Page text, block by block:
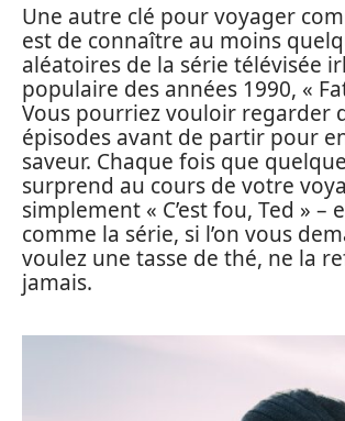
Une autre clé pour voyager
est de connaître au moins
aléatoires de la série télévisée
populaire des années 1990, «
Vous pourriez vouloir regarder
épisodes avant de partir pour
saveur. Chaque fois que
surprend au cours de votre
simplement « C’est fou, Ted » –
comme la série, si l’on vous
voulez une tasse de thé, ne la
jamais.